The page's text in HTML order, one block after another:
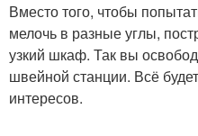
Вместо того, чтобы
мелочь в разные углы,
узкий шкаф. Так вы
швейной станции. Всё
интересов.